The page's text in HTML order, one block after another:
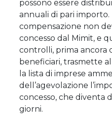
possono essere
annuali di pari importo.
compensazione non
concesso dal Mimit, e
controlli, prima ancora
beneficiari, trasmette
la lista di imprese
dell’agevolazione
concesso, che diventa
giorni.